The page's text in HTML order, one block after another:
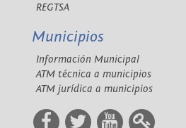
REGTSA
Municipios
Información Municipal
ATM técnica a municipios
ATM jurídica a municipios